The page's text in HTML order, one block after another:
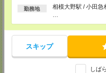
以上
勤務地
相模大野駅 / 小田急
スキップ
しば
神奈川県横浜市保土ケ谷区神戸町
2F B区画
TEL：0120-901-799
MAIL：tenshoku@nikken-ts.jp